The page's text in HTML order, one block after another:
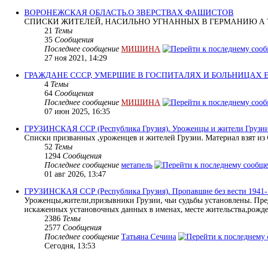
ВОРОНЕЖСКАЯ ОБЛАСТЬ.О ЗВЕРСТВАХ ФАШИСТОВ
СПИСКИ ЖИТЕЛЕЙ, НАСИЛЬНО УГНАННЫХ В ГЕРМАНИЮ
21 Темы
35 Сообщения
Последнее сообщение МИШИНА
27 ноя 2021, 14:29
ГРАЖДАНЕ СССР, УМЕРШИЕ В ГОСПИТАЛЯХ И БОЛЬНИЦАХ
4 Темы
64 Сообщения
Последнее сообщение МИШИНА
07 июн 2025, 16:35
ГРУЗИНСКАЯ ССР (Республика Грузия). Уроженцы и жители Грузии
Списки призванных ,уроженцев и жителей Грузии. Материал взят
52 Темы
1294 Сообщения
Последнее сообщение метапель
01 авг 2026, 13:47
ГРУЗИНСКАЯ ССР (Республика Грузия). Пропавшие без вести 1941-
Уроженцы,жители,призывники Грузии, чьи судьбы установлены.
искаженных установочных данных в именах, месте
2386 Темы
2577 Сообщения
Последнее сообщение Татьяна Сечина
Сегодня, 13:53